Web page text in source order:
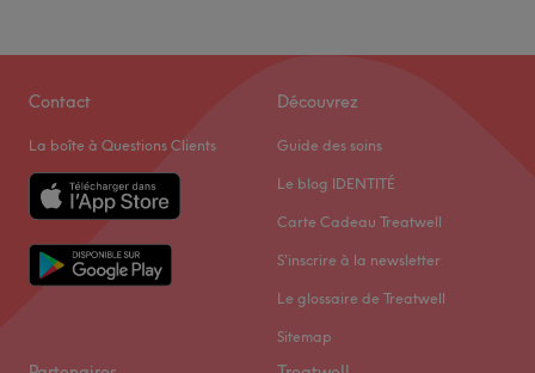
Contact
La boîte à Questions Clients
Découvrez
Guide des soins
Le blog IDENTITÉ
Carte Cadeau Treatwell
S'inscrire à la newsletter
Le glossaire de Treatwell
Sitemap